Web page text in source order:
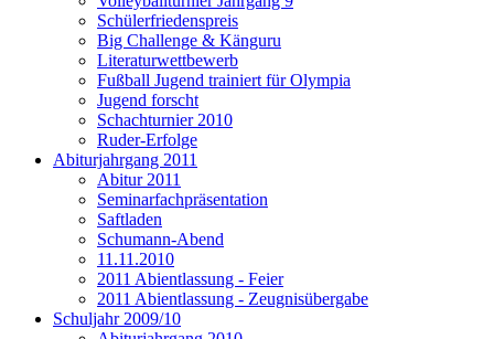
Schülerfriedenspreis
Big Challenge & Känguru
Literaturwettbewerb
Fußball Jugend trainiert für Olympia
Jugend forscht
Schachturnier 2010
Ruder-Erfolge
Abiturjahrgang 2011
Abitur 2011
Seminarfachpräsentation
Saftladen
Schumann-Abend
11.11.2010
2011 Abientlassung - Feier
2011 Abientlassung - Zeugnisübergabe
Schuljahr 2009/10